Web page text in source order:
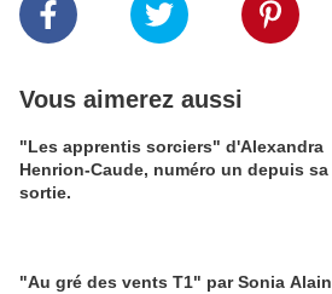
Vous aimerez aussi
"Les apprentis sorciers" d'Alexandra
Henrion-Caude, numéro un depuis sa
sortie.
"Au gré des vents T1" par Sonia Alain